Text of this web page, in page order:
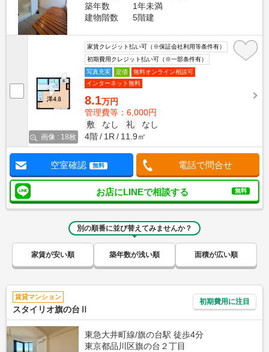
築年数
1年未満
建物階数
5階建
画像 : 18枚
家賃クレジット払い可（※保証会社利用等条件有）
初期費用クレジット払い可（※一部条件有）
写真充実
定借
無料オンライン相談可
インターネット無料
8.1万円
管理費等：6,000円
敷
なし 礼
なし
4階
1R 11.9㎡
空室確認 無料 電話で問合せ
お店にLINEで相談する 無料
別の順番に並び替えてみませんか？
家賃が安い順 築年数が浅い順 面積が広い順
賃貸マンション
スタイリオ旗の台Ⅱ
初期費用に注目
東急大井町線/旗の台駅 徒歩4分
東京都品川区旗の台２丁目